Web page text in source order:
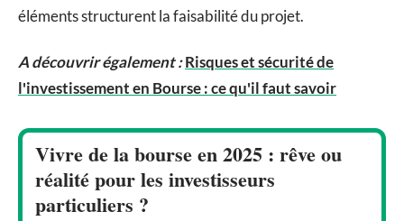
éléments structurent la faisabilité du projet.
A découvrir également :Risques et sécurité de
l'investissement en Bourse : ce qu'il faut savoir
Vivre de la bourse en 2025 : rêve ou
réalité pour les investisseurs
particuliers ?